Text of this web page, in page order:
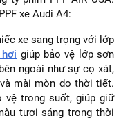
xe Audi A4:
xe sang trọng với lớp
hơi giúp bảo vệ lớp sơn
ngoài như sự cọ xát,
mài mòn do thời tiết.
vệ trong suốt, giúp giữ
tươi sáng trong thời